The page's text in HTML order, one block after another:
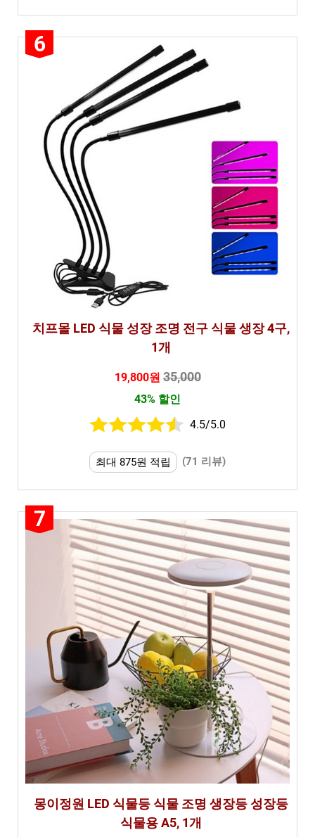
6
치프몰 LED 식물 성장 조명 전구 식물 생장 4구,
1개
19,800원35,000
43% 할인
4.5/5.0
최대 875원 적립 (71 리뷰)
7
몽이정원 LED 식물등 식물 조명 생장등 성장등
식물용 A5, 1개